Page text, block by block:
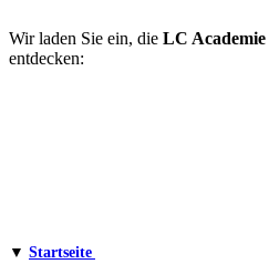
Wir laden Sie ein, die LC Academie
entdecken:
▼ Startseite